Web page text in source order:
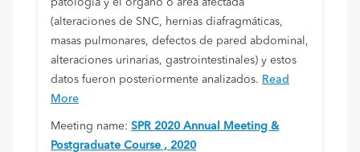
patología y el órgano o área afectada
(alteraciones de SNC, hernias diafragmáticas,
masas pulmonares, defectos de pared abdominal,
alteraciones urinarias, gastrointestinales) y estos
datos fueron posteriormente analizados. Read
More
Meeting name: SPR 2020 Annual Meeting &
Postgraduate Course , 2020